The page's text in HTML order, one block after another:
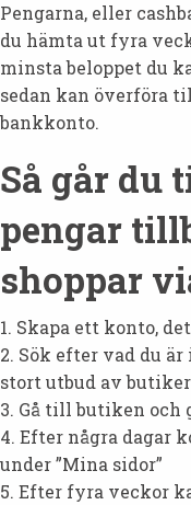
Pengarna, eller
du hämta ut fyra
minsta beloppet du
sedan kan överföra
bankkonto.
Så går du
pengar
shoppar
1. Skapa ett konto,
2. Sök efter vad du
stort utbud av
3. Gå till butiken och
4. Efter några dagar
under ”Mina sidor”
5. Efter fyra veckor